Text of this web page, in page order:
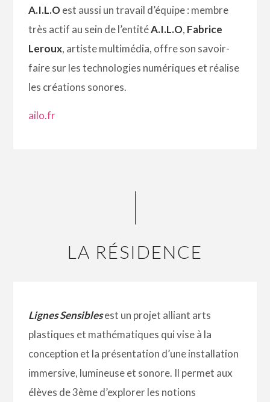
A.I.L.Oest aussi un travail d’équipe : membre
très actif au sein de l’entitéA.I.L.O, Fabrice
Leroux, artiste multimédia, offre son savoir-
faire sur les technologies numériques et réalise
les créations sonores.
ailo.fr
LA RÉSIDENCE
Lignes Sensiblesest un projet alliant arts
plastiques et mathématiques qui vise à la
conception et la présentation d’une installation
immersive, lumineuse et sonore. Il permet aux
élèves de 3ème d’explorer les notions